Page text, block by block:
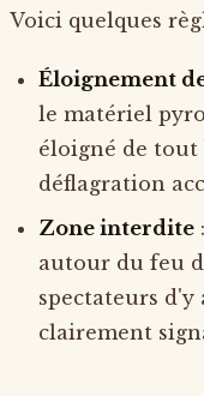
Voici quelques
Éloignement
le matériel
éloigné de
déflagration
Zone interdite
autour du feu
spectateurs d'y
clairement